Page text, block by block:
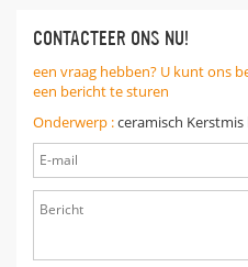
CONTACTEER ONS NU!
een vraag hebben? U kunt ons
een bericht te sturen
Onderwerp :ceramisch